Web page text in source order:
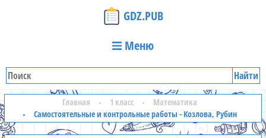
GDZ.PUB
Меню
Найти
Главная 1 класс
Математика
Самостоятельные и контрольные работы - Козлова, Рубин